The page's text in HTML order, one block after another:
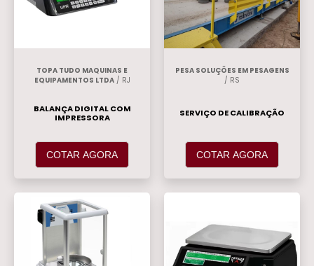
TOPA TUDO MAQUINAS E
EQUIPAMENTOS LTDA/ RJ
BALANÇA DIGITAL COM
IMPRESSORA
COTAR AGORA
PESA SOLUÇÕES EM PESAGENS
/ RS
SERVIÇO DE CALIBRAÇÃO
COTAR AGORA